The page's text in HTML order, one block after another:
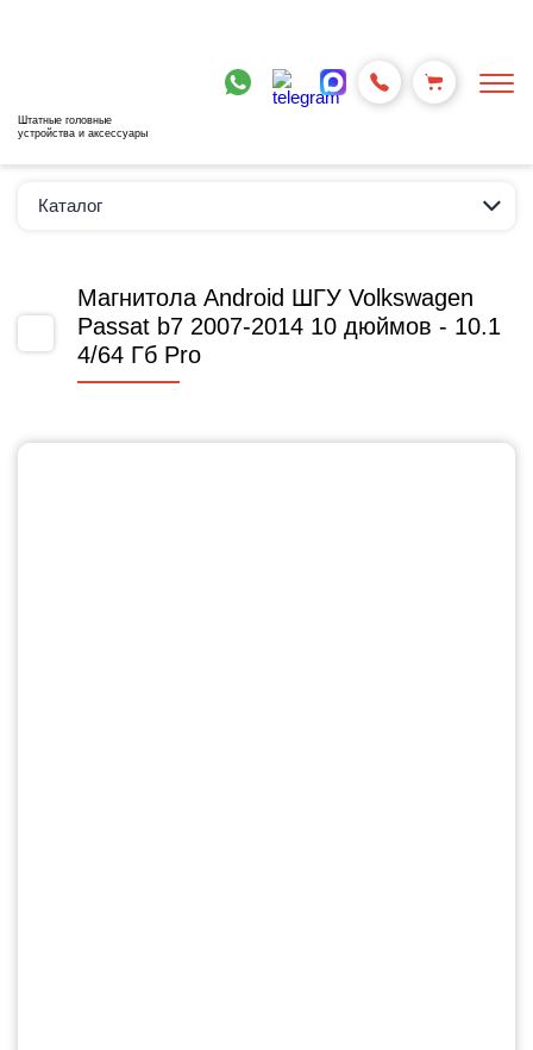
Штатные головные
устройства и аксессуары
Каталог
Магнитола Android ШГУ Volkswagen
Passat b7 2007-2014 10 дюймов - 10.1
4/64 Гб Pro